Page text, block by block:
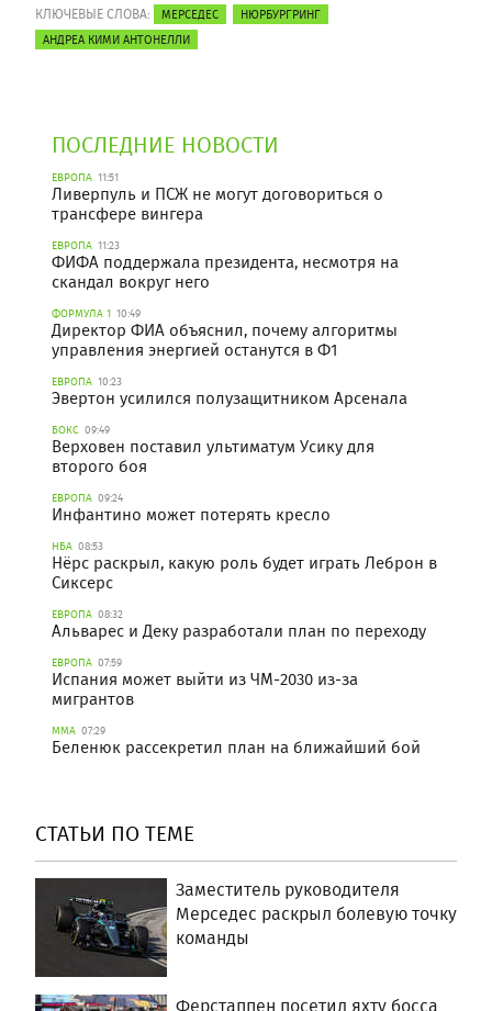
КЛЮЧЕВЫЕ СЛОВА: МЕРСЕДЕС
НЮРБУРГРИНГ
АНДРЕА КИМИ АНТОНЕЛЛИ
ПОСЛЕДНИЕ НОВОСТИ
ЕВРОПА 11:51
Ливерпуль и ПСЖ не могут договориться о
трансфере вингера
ЕВРОПА 11:23
ФИФА поддержала президента, несмотря на
скандал вокруг него
ФОРМУЛА 1 10:49
Директор ФИА объяснил, почему алгоритмы
управления энергией останутся в Ф1
ЕВРОПА 10:23
Эвертон усилился полузащитником Арсенала
БОКС 09:49
Верховен поставил ультиматум Усику для
второго боя
ЕВРОПА 09:24
Инфантино может потерять кресло
НБА 08:53
Нёрс раскрыл, какую роль будет играть Леброн в
Сиксерс
ЕВРОПА 08:32
Альварес и Деку разработали план по переходу
ЕВРОПА 07:59
Испания может выйти из ЧМ-2030 из-за
мигрантов
ММА 07:29
Беленюк рассекретил план на ближайший бой
СТАТЬИ ПО ТЕМЕ
Заместитель руководителя
Мерседес раскрыл болевую точку
команды
Ферстаппен посетил яхту босса